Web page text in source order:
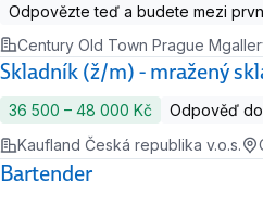
Odpovězte teď a budete mezi
Century Old Town Prague
Skladník (ž/m) - mražený
36 500 ‍–‍ 48 000 Kč
Odpověď
Kaufland Česká republika v.o.s.
Bartender